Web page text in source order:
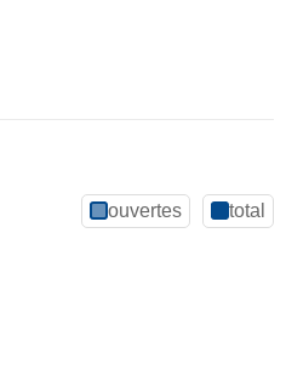
ouvertes total